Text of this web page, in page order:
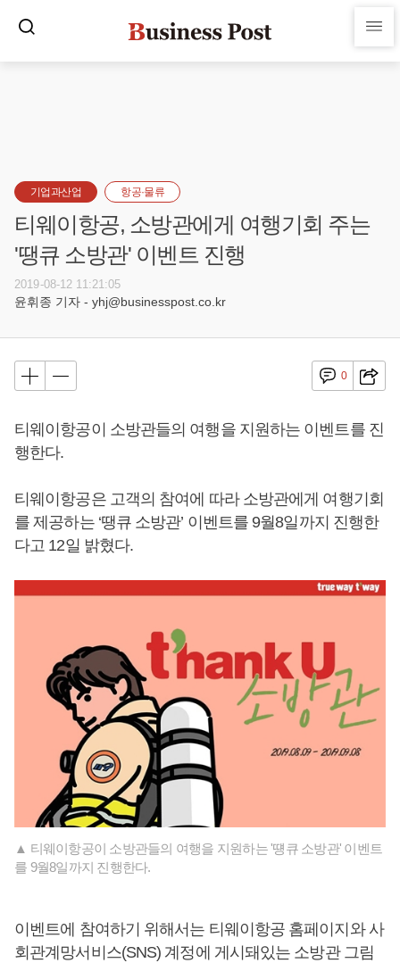
기업과산업 항공·물류
티웨이항공, 소방관에게 여행기회 주는
'땡큐 소방관' 이벤트 진행
2019-08-12 11:21:05
윤휘종 기자 - yhj@businesspost.co.kr
0
티웨이항공이 소방관들의 여행을 지원하는 이벤트를 진
행한다.
티웨이항공은 고객의 참여에 따라 소방관에게 여행기회
를 제공하는 ‘땡큐 소방관’ 이벤트를 9월8일까지 진행한
다고 12일 밝혔다.
▲ 티웨이항공이 소방관들의 여행을 지원하는 '떙큐 소방관' 이벤트
를 9월8일까지 진행한다.
이벤트에 참여하기 위해서는 티웨이항공 홈페이지와 사
회관계망서비스(SNS) 계정에 게시돼있는 소방관 그림